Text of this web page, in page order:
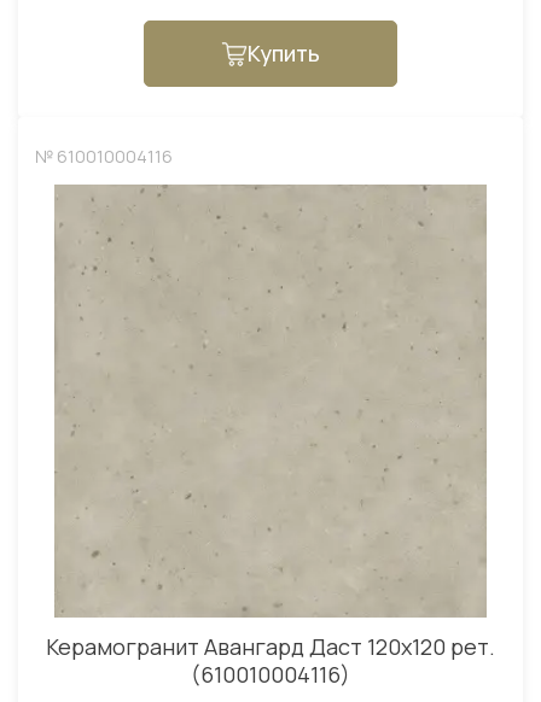
Купить
№ 610010004116
Керамогранит Авангард Даст 120x120 рет.
(610010004116)